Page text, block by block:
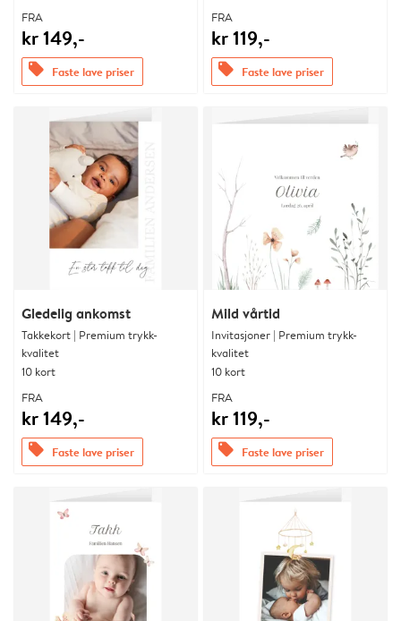
FRA
kr 149,-
offers Faste lave priser
FRA
kr 119,-
offers Faste lave priser
Gledelig ankomst
Takkekort | Premium trykk-
kvalitet
10 kort
FRA
kr 149,-
offers Faste lave priser
Mild vårtid
Invitasjoner | Premium trykk-
kvalitet
10 kort
FRA
kr 119,-
offers Faste lave priser